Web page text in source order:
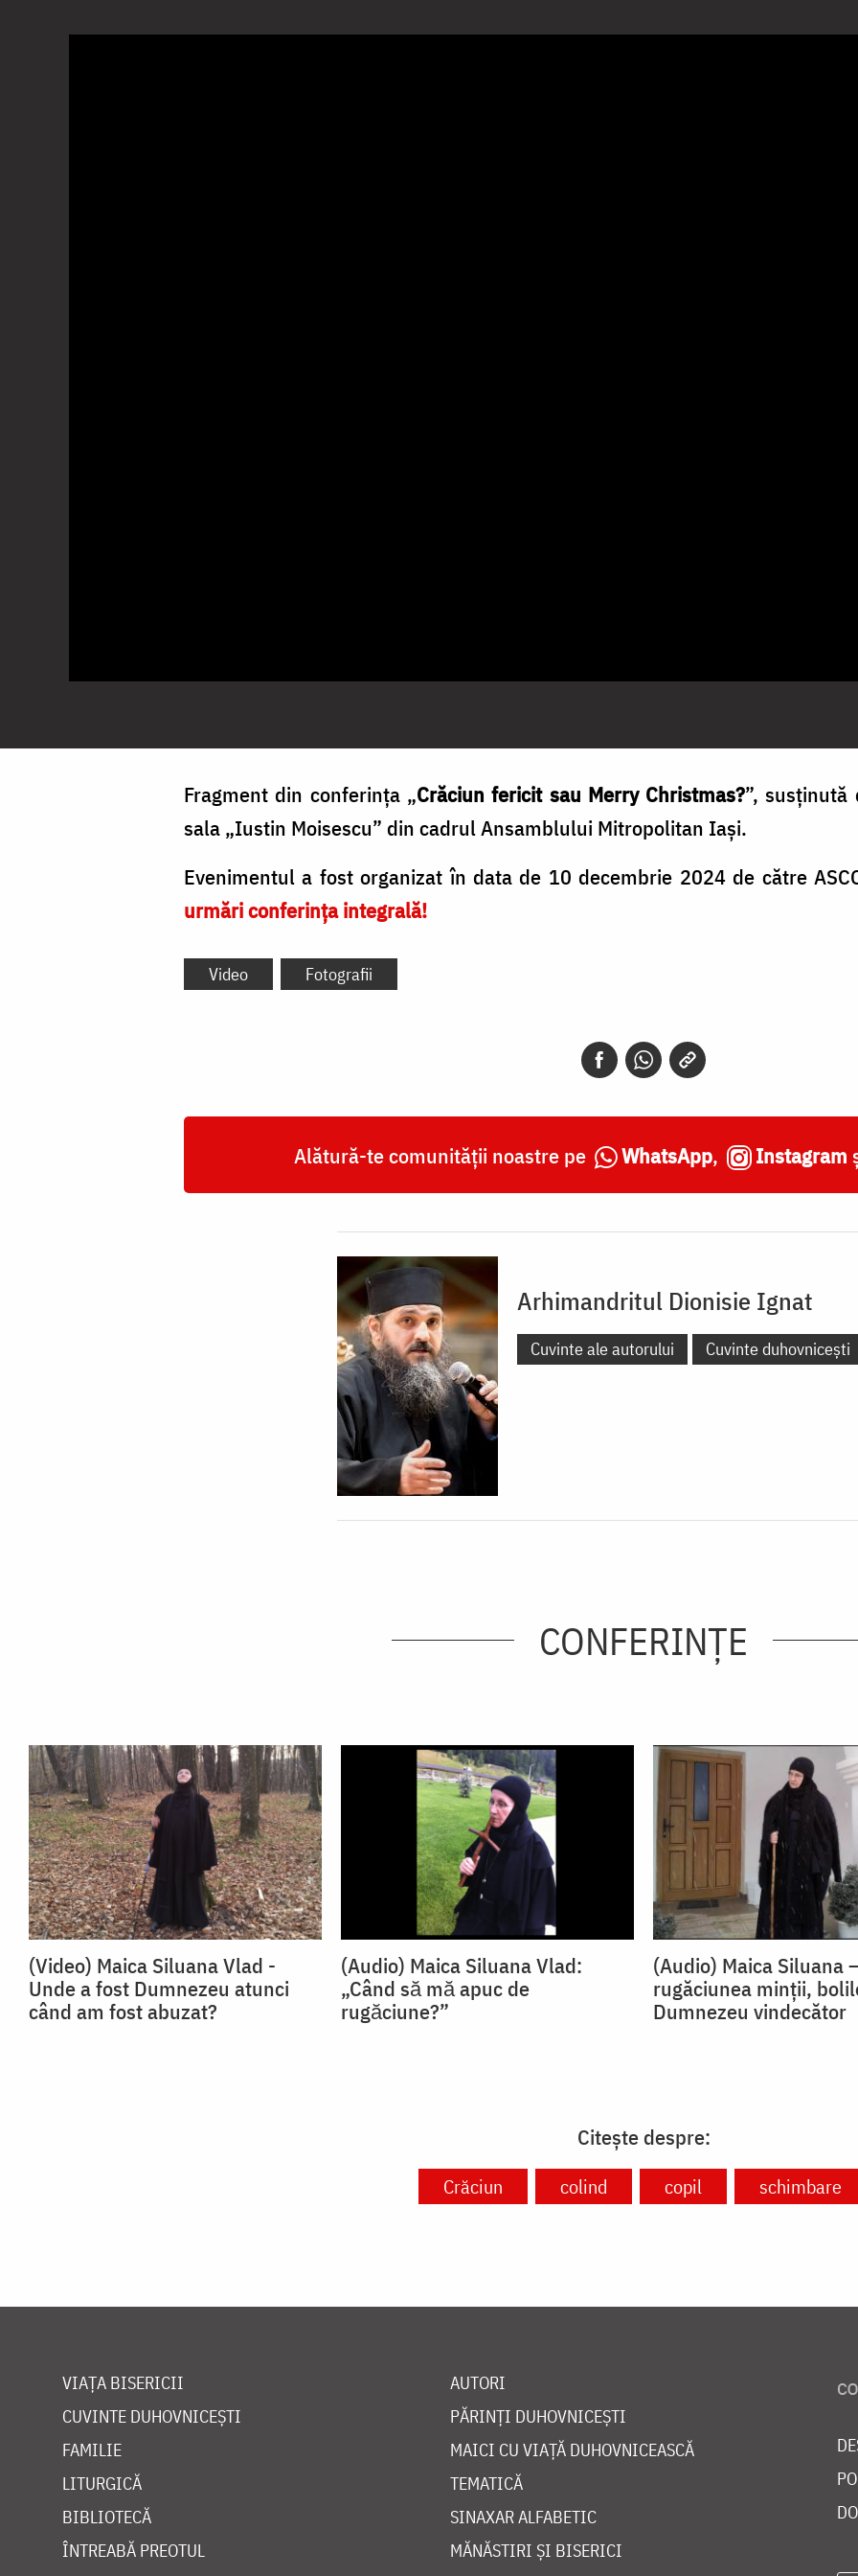
Fragment din conferința „Crăciun fericit sau Merry Christmas?”,
sala „Iustin Moisescu” din cadrul Ansamblului Mitropolitan Iași.
Evenimentul a fost organizat în data de 10 decembrie 2024 de către
urmări conferința integrală!
Video Fotografii
Alătură-te comunității noastre pe WhatsApp, Instagram
Arhimandritul Dionisie Ignat
Cuvinte ale autorului Cuvinte duhovnicești
CONFERINȚE
(Video) Maica Siluana Vlad -
Unde a fost Dumnezeu atunci
când am fost abuzat?
(Audio) Maica Siluana Vlad:
„Când să mă apuc de
rugăciune?”
(Audio) Maica Siluana
rugăciunea minții,
Dumnezeu vindecător
Citește despre:
Crăciun colind copil schimbare
VIAȚA BISERICII
CUVINTE DUHOVNICEȘTI
FAMILIE
LITURGICĂ
BIBLIOTECĂ
ÎNTREABĂ PREOTUL
AUTORI
PĂRINȚI DUHOVNICEȘTI
MAICI CU VIAȚĂ DUHOVNICEASCĂ
TEMATICĂ
SINAXAR ALFABETIC
MĂNĂSTIRI ȘI BISERICI